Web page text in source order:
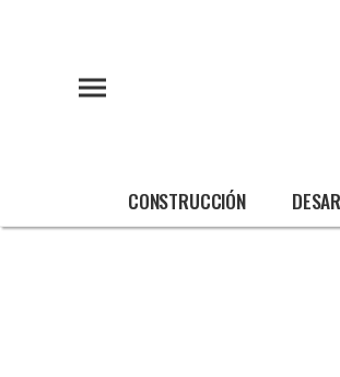
CONSTRUCCIÓN